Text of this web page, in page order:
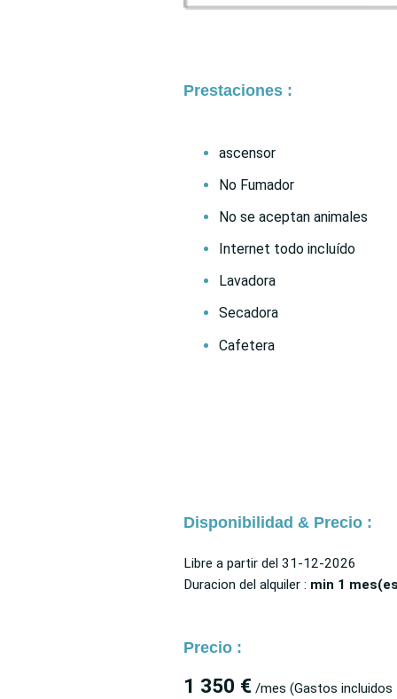
Prestaciones :
ascensor
No Fumador
No se aceptan animales
Internet todo incluído
Lavadora
Secadora
Cafetera
Disponibilidad & Precio :
Libre a partir del 31-12-2026
Duracion del alquiler : min 1
Precio :
1 350 € /mes (Gastos incluidos